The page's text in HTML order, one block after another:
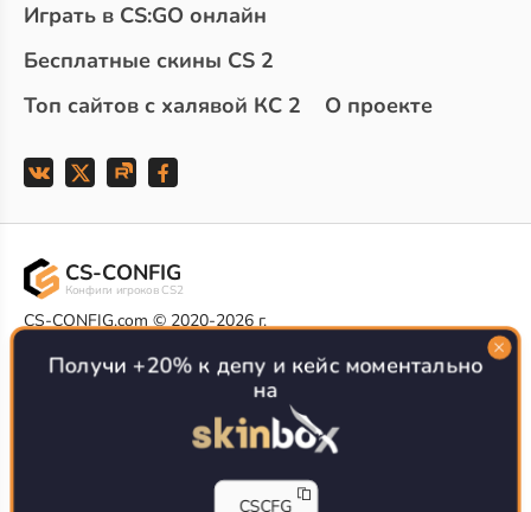
Играть в CS:GO онлайн
Бесплатные скины CS 2
Топ сайтов с халявой КС 2
О проекте
CS-CONFIG
Конфиги игроков CS2
CS-CONFIG.com © 2020-2026 г.
РЕКЛАМА НА САЙТЕ
Все доступные варианты размещения
Согласие на обработку данных
О CS-CONFIG.COM
CFG pro CS 2 - именно это мы и размещаем на нашем
Получи +20% к депу и кейс моментально
на
CSCFG